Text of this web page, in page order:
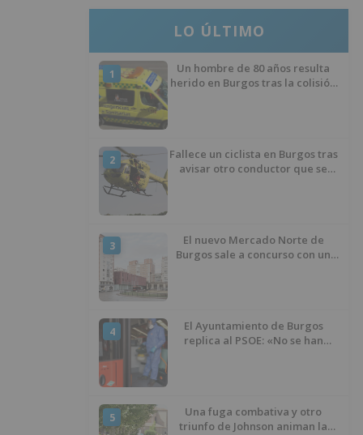
LO ÚLTIMO
1
Un hombre de 80 años resulta
herido en Burgos tras la colisión
2
Fallece un ciclista en Burgos tras
avisar otro conductor que se
3
El nuevo Mercado Norte de
Burgos sale a concurso con un
4
El Ayuntamiento de Burgos
replica al PSOE: «No se han
5
Una fuga combativa y otro
triunfo de Johnson animan la